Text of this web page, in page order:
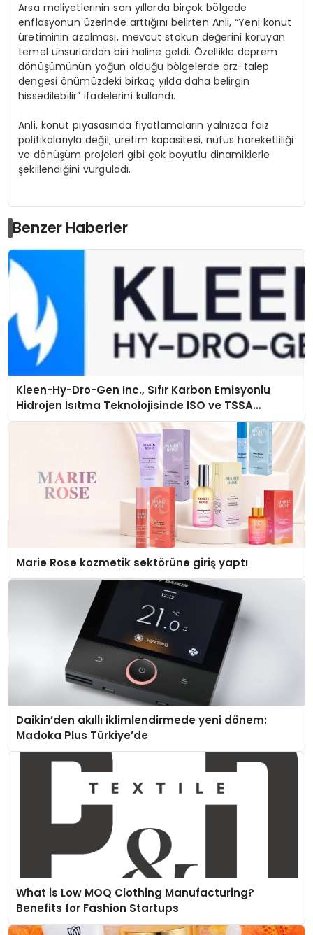
Arsa maliyetlerinin son yıllarda birçok bölgede
enflasyonun üzerinde arttığını belirten Anli, “Yeni konut
üretiminin azalması, mevcut stokun değerini koruyan
temel unsurlardan biri haline geldi. Özellikle deprem
dönüşümünün yoğun olduğu bölgelerde arz-talep
dengesi önümüzdeki birkaç yılda daha belirgin
hissedilebilir” ifadelerini kullandı.
Anli, konut piyasasında fiyatlamaların yalnızca faiz
politikalarıyla değil; üretim kapasitesi, nüfus hareketliliği
ve dönüşüm projeleri gibi çok boyutlu dinamiklerle
şekillendiğini vurguladı.
Benzer Haberler
Kleen-Hy-Dro-Gen Inc., Sıfır Karbon Emisyonlu
Hidrojen Isıtma Teknolojisinde ISO ve TSSA
Düzenleyici Onaylarını Aldı
Marie Rose kozmetik sektörüne giriş yaptı
Daikin’den akıllı iklimlendirmede yeni dönem:
Madoka Plus Türkiye’de
What is Low MOQ Clothing Manufacturing?
Benefits for Fashion Startups